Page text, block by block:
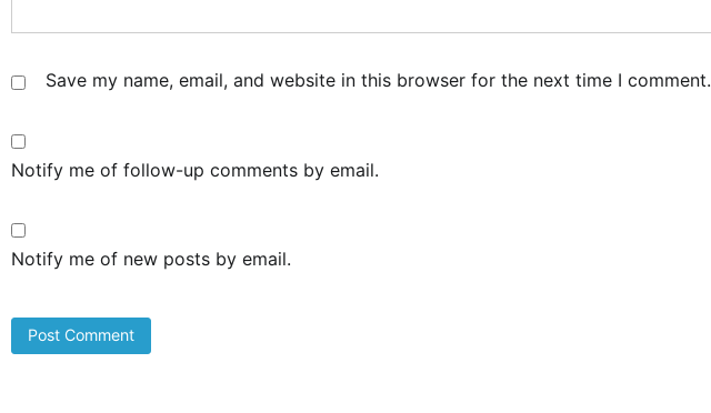
Save my name, email, and website in this browser for the next time I comment.
Notify me of follow-up comments by email.
Notify me of new posts by email.